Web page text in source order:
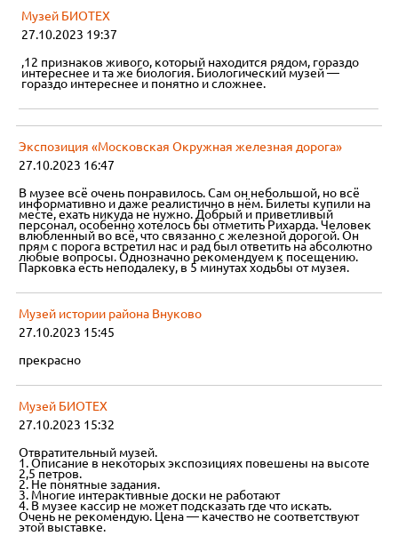
Музей БИОТЕХ
27.10.2023 19:37
,12 признаков живого, который находится рядом, гораздо
интереснее и та же биология. Биологический музей —
гораздо интереснее и понятно и сложнее.
Экспозиция «Московская Окружная железная дорога»
27.10.2023 16:47
В музее всё очень понравилось. Сам он небольшой, но всё
информативно и даже реалистично в нём. Билеты купили на
месте, ехать никуда не нужно. Добрый и приветливый
персонал, особенно хотелось бы отметить Рихарда. Человек
влюбленный во всё, что связанно с железной дорогой. Он
прям с порога встретил нас и рад был ответить на абсолютно
любые вопросы. Однозначно рекомендуем к посещению.
Парковка есть неподалеку, в 5 минутах ходьбы от музея.
Музей истории района Внуково
27.10.2023 15:45
прекрасно
Музей БИОТЕХ
27.10.2023 15:32
Отвратительный музей.
1. Описание в некоторых экспозициях повешены на высоте
2,5 петров.
2. Не понятные задания.
3. Многие интерактивные доски не работают
4. В музее кассир не может подсказать где что искать.
Очень не рекомендую. Цена — качество не соответствуют
этой выставке.